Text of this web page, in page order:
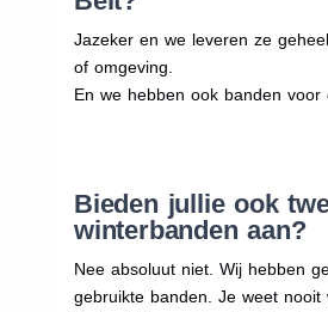
Jazeker en we leveren ze
of omgeving.
En we hebben ook banden voor
Bieden jullie ook
winterbanden aan?
Nee absoluut niet. Wij hebben
gebruikte banden. Je weet nooit